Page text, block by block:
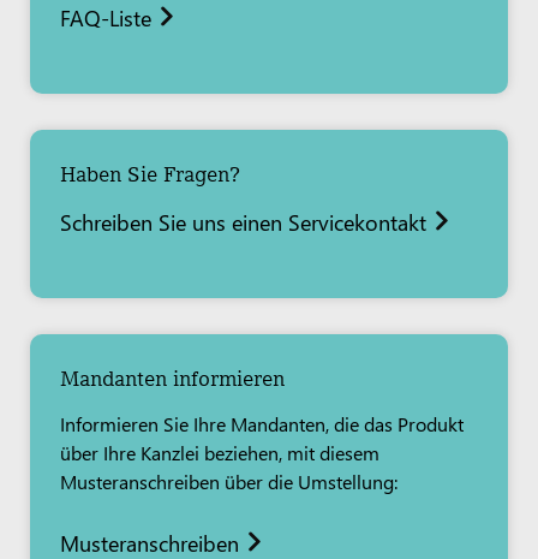
FAQ-Liste
Haben Sie Fragen?
Schreiben Sie uns einen Servicekontakt
Mandanten informieren
Informieren Sie Ihre Mandanten, die das Produkt
über Ihre Kanzlei beziehen, mit diesem
Musteranschreiben über die Umstellung:
Musteranschreiben